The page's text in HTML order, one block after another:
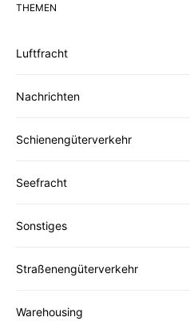
THEMEN
Luftfracht
Nachrichten
Schienengüterverkehr
Seefracht
Sonstiges
Straßenengüterverkehr
Warehousing